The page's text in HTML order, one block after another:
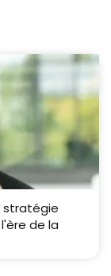
stratégie
de la